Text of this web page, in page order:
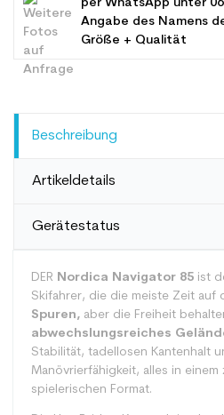
per WhatsApp unter
Angabe des Namens
Größe + Qualität
Beschreibung
Artikeldetails
Gerätestatus
DER Nordica Navigator 85 ist
Skifahrer, die die meiste Zeit auf
Spuren, aber die Freiheit
abwechslungsreiches
Stabilität, tadellosen Kantenhalt
Manövrierfähigkeit, alles in
spielerischen Format.